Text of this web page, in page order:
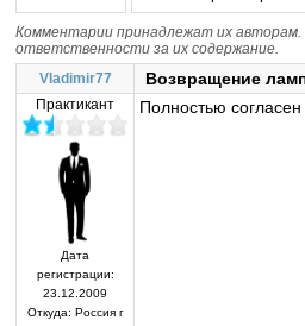
Комментарии принадлежат их
ответственности за их содержание.
Vladimir77
Возвращение
Практикант
Дата
регистрации:
23.12.2009
Откуда: Россия г
Полностью согласен